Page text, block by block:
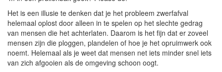
Het is een illusie te denken dat je het probleem zwerfafval
helemaal oplost door alleen in te spelen op het slechte gedrag
van mensen die het achterlaten. Daarom is het fijn dat er zoveel
mensen zijn die ploggen, plandelen of hoe je het opruimwerk ook
noemt. Helemaal als je weet dat mensen net iets minder snel iets
van zich afgooien als de omgeving schoon oogt.